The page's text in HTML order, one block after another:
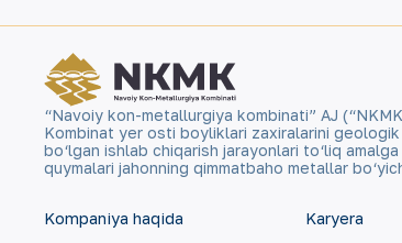
“Navoiy kon-metallurgiya kombinati” AJ
Kombinat yer osti boyliklari zaxiralarini
bo‘lgan ishlab chiqarish jarayonlari to‘liq
quymalari jahonning qimmatbaho metallar
Kompaniya haqida Karyera